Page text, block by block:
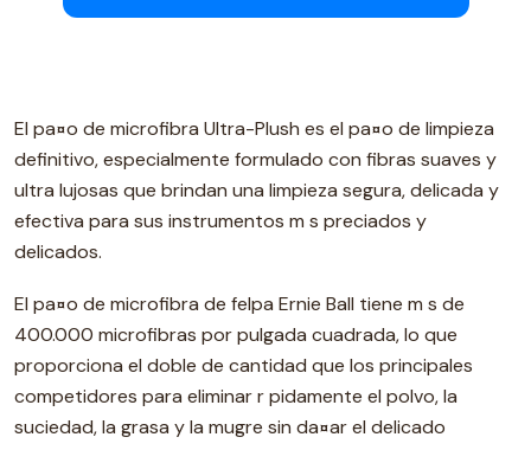
El pa¤o de microfibra Ultra-Plush es el pa¤o de limpieza
definitivo, especialmente formulado con fibras suaves y
ultra lujosas que brindan una limpieza segura, delicada y
efectiva para sus instrumentos m s preciados y
delicados.
El pa¤o de microfibra de felpa Ernie Ball tiene m s de
400.000 microfibras por pulgada cuadrada, lo que
proporciona el doble de cantidad que los principales
competidores para eliminar r pidamente el polvo, la
suciedad, la grasa y la mugre sin da¤ar el delicado